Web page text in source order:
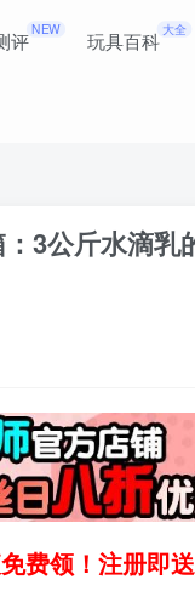
评NEW 玩具百科 大全
3公斤水滴乳
费领！注册即